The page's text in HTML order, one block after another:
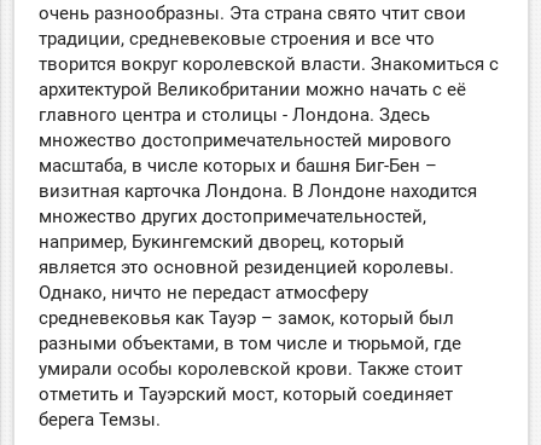
очень разнообразны. Эта страна свято чтит свои
традиции, средневековые строения и все что
творится вокруг королевской власти. Знакомиться с
архитектурой Великобритании можно начать с её
главного центра и столицы - Лондона. Здесь
множество достопримечательностей мирового
масштаба, в числе которых и башня Биг-Бен –
визитная карточка Лондона. В Лондоне находится
множество других достопримечательностей,
например, Букингемский дворец, который
является это основной резиденцией королевы.
Однако, ничто не передаст атмосферу
средневековья как Тауэр – замок, который был
разными объектами, в том числе и тюрьмой, где
умирали особы королевской крови. Также стоит
отметить и Тауэрский мост, который соединяет
берега Темзы.